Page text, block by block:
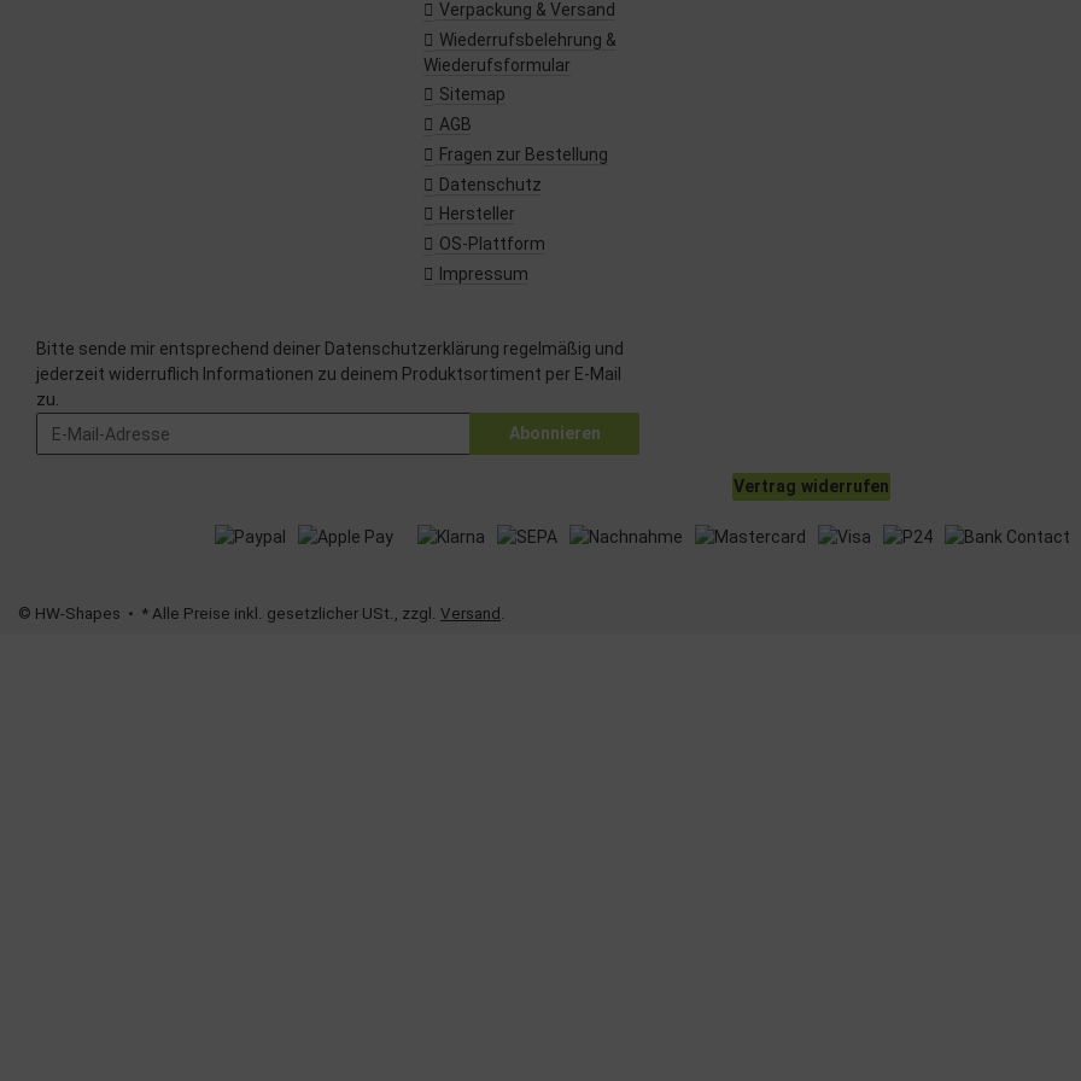
Verpackung & Versand
Wiederrufsbelehrung &
Wiederufsformular
Sitemap
AGB
Fragen zur Bestellung
Datenschutz
Hersteller
OS-Plattform
Impressum
Bitte sende mir entsprechend deiner Datenschutzerklärung regelmäßig und
jederzeit widerruflich Informationen zu deinem Produktsortiment per E-Mail
zu.
Abonnieren
Vertrag widerrufen
© HW-Shapes • * Alle Preise inkl. gesetzlicher USt., zzgl. Versand